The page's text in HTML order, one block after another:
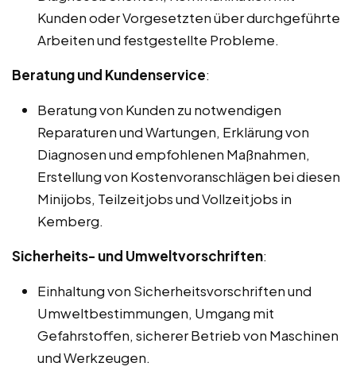
Kunden oder Vorgesetzten über durchgeführte
Arbeiten und festgestellte Probleme.
Beratung und Kundenservice:
Beratung von Kunden zu notwendigen
Reparaturen und Wartungen, Erklärung von
Diagnosen und empfohlenen Maßnahmen,
Erstellung von Kostenvoranschlägen bei diesen
Minijobs, Teilzeitjobs und Vollzeitjobs in
Kemberg.
Sicherheits- und Umweltvorschriften:
Einhaltung von Sicherheitsvorschriften und
Umweltbestimmungen, Umgang mit
Gefahrstoffen, sicherer Betrieb von Maschinen
und Werkzeugen.